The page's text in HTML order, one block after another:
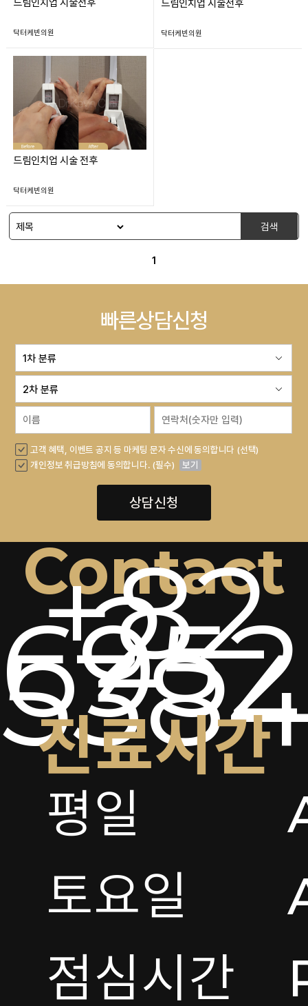
드림인치업 시술전후
닥터케빈의원
드림인치업 시술전후
닥터케빈의원
드림인치업 시술 전후
닥터케빈의원
검색
1
빠른상담신청
고객 혜택, 이벤트 공지 등 마케팅 문자 수신에 동의합니다 (선택)
개인정보 취급방침에 동의합니다. (필수)
보기
상담신청
Contact
+82
2-
진료시간
평일
토요일
점심시간